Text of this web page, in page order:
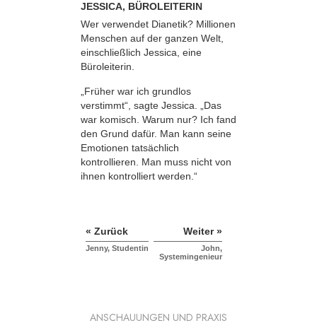
JESSICA, BÜROLEITERIN
Wer verwendet Dianetik? Millionen
Menschen auf der ganzen Welt,
einschließlich Jessica, eine
Büroleiterin.
„Früher war ich grundlos
verstimmt“, sagte Jessica. „Das
war komisch. Warum nur? Ich fand
den Grund dafür. Man kann seine
Emotionen tatsächlich
kontrollieren. Man muss nicht von
ihnen kontrolliert werden.“
« Zurück
Jenny, Studentin
Weiter »
John,
Systemingenieur
ANSCHAUUNGEN UND PRAXIS